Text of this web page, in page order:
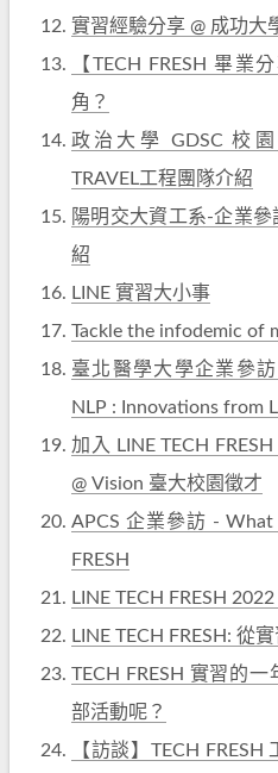
實習經驗分享 @ 成功大
【TECH FRESH 畢業
角？
政治大學 GDSC 校
TRAVEL工程團隊介紹
陽明交大資工系-企業
紹
LINE 實習大小事
Tackle the infodemic of
臺北醫學大學企業參
NLP : Innovations from
加入 LINE TECH
@ Vision 臺大校園徵才
APCS 企業參訪 - What
FRESH
LINE TECH FRESH
LINE TECH FRESH: 從
TECH FRESH 實習的
部活動呢？
【訪談】TECH